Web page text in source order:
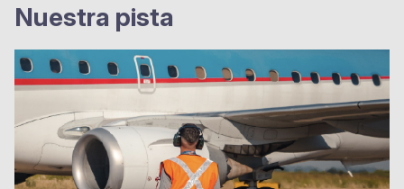
Nuestra pista